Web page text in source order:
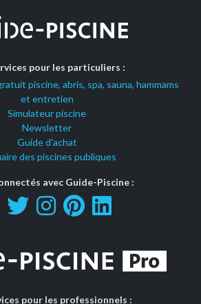
pour les particuliers :
piscine, abris, spa, sauna, hammams
et entretien
Simulateur piscine
Newsletter
Guide d'achat
des piscines publiques
avec Guide-Piscine :
pour les professionnels :